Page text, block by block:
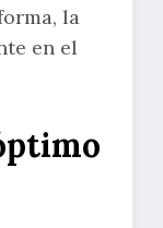
la
en el